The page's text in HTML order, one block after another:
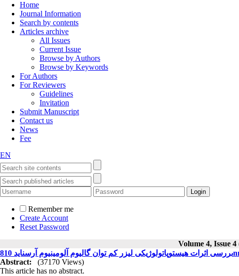
Home
Journal Information
Search by contents
Articles archive
All Issues
Current Issue
Browse by Authors
Browse by Keywords
For Authors
For Reviewers
Guidelines
Invitation
Submit Manuscript
Contact us
News
Fee
EN
Remember me
Create Account
Reset Password
Volume 4, Issue
Abstract:
(37170 Views)
This article has no abstract.